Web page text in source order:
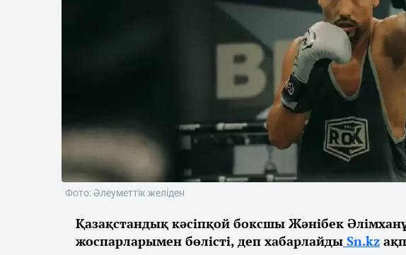
Фото: Әлеуметтік желіден
Қазақстандық кәсіпқой боксшы Жәнібек
жоспарларымен бөлісті, деп хабарлайды Sn.kz